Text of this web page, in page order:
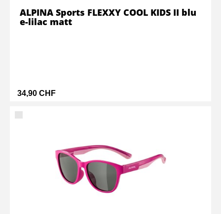
34,90 CHF
ALPINA Sports FLEXXY COOL KIDS II blu
e-lilac matt